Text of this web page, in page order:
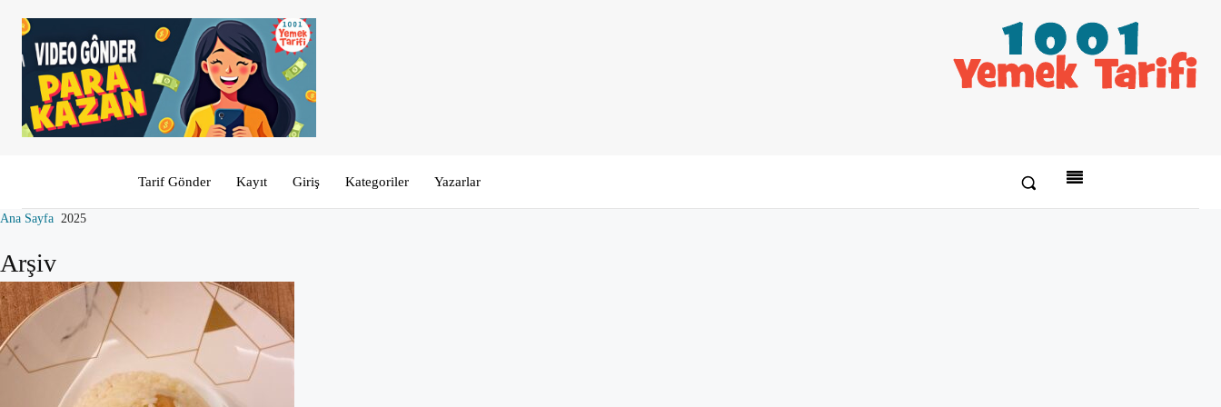
Tarif Gönder Kayıt Giriş Kategoriler Yazarlar
Ana Sayfa 2025
Arşiv